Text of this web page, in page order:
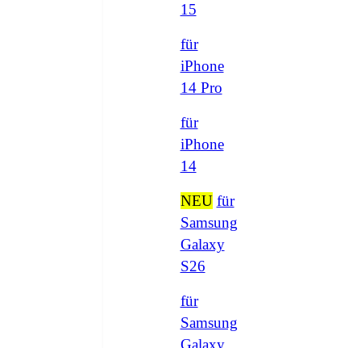
15
für
iPhone
14 Pro
für
iPhone
14
NEU für
Samsung
Galaxy
S26
für
Samsung
Galaxy